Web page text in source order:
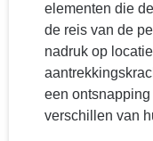
elementen die
de reis van de
nadruk op
een
verschillen van